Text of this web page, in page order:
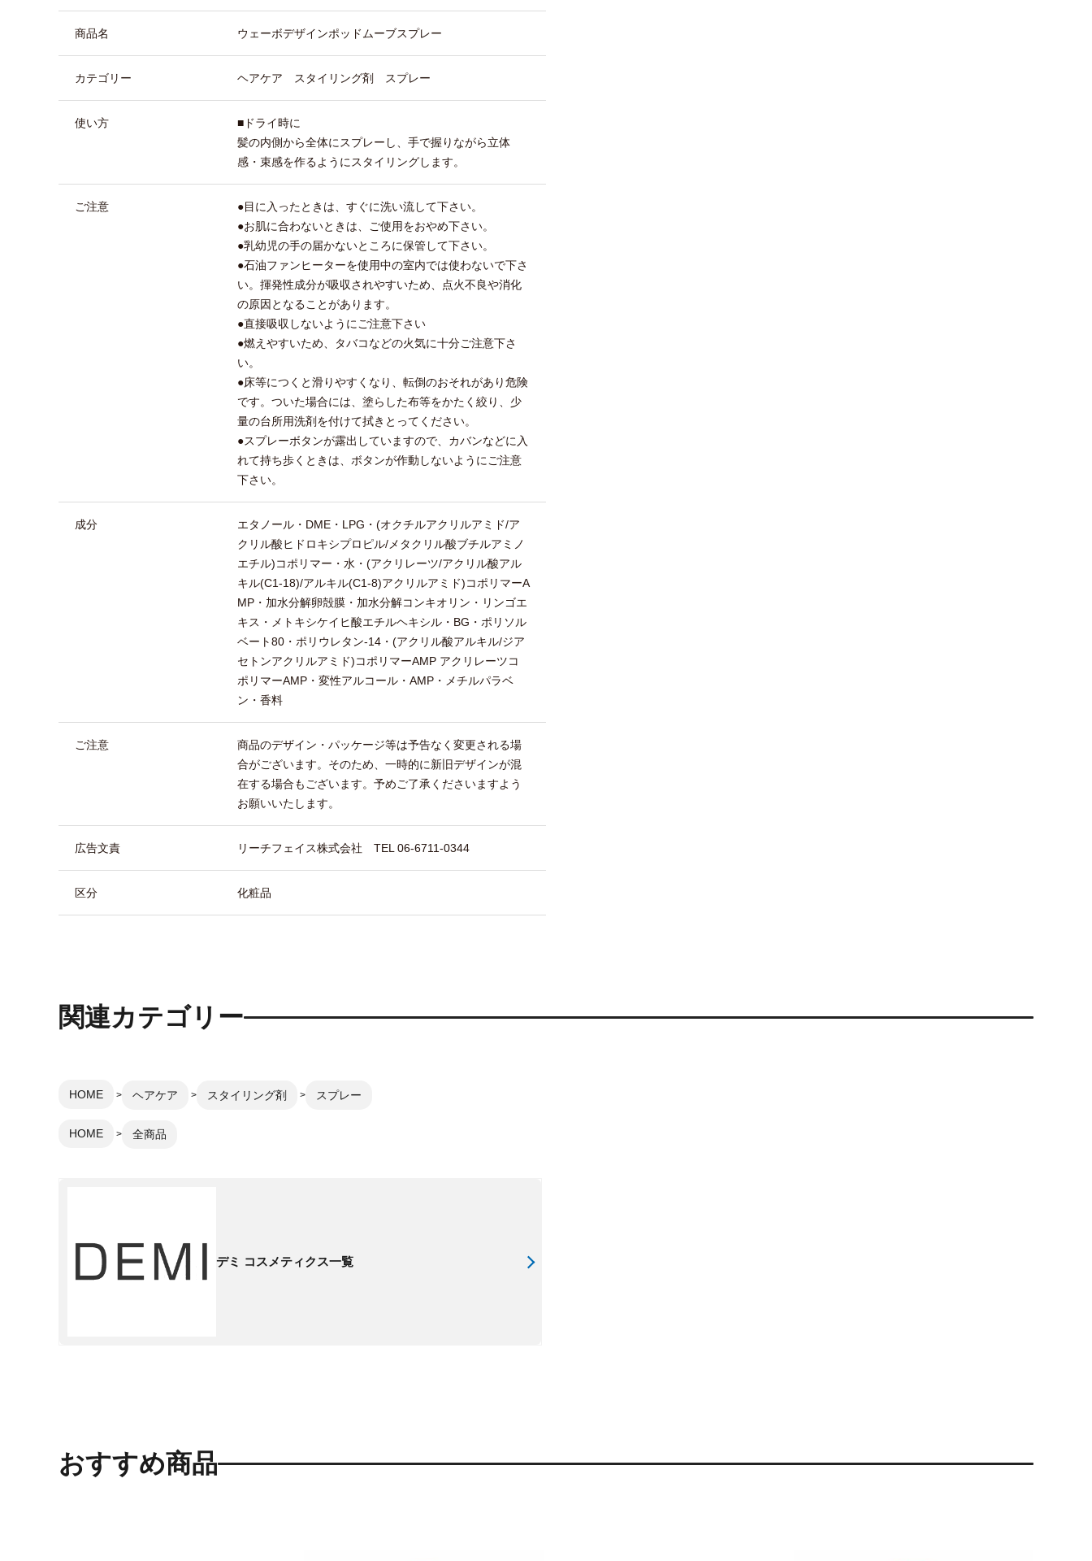
商品名 ウェーボデザインポッドムーブスプレー
カテゴリー ヘアケア スタイリング剤 スプレー
使い方
■ドライ時に
髪の内側から全体にスプレーし、手で握りながら立体
感・束感を作るようにスタイリングします。
ご注意
●目に入ったときは、すぐに洗い流して下さい。
●お肌に合わないときは、ご使用をおやめ下さい。
●乳幼児の手の届かないところに保管して下さい。
●石油ファンヒーターを使用中の室内では使わないで下さ
い。揮発性成分が吸収されやすいため、点火不良や消化
の原因となることがあります。
●直接吸収しないようにご注意下さい
●燃えやすいため、タバコなどの火気に十分ご注意下さ
い。
●床等につくと滑りやすくなり、転倒のおそれがあり危険
です。ついた場合には、塗らした布等をかたく絞り、少
量の台所用洗剤を付けて拭きとってください。
●スプレーボタンが露出していますので、カバンなどに入
れて持ち歩くときは、ボタンが作動しないようにご注意
下さい。
成分
エタノール・DME・LPG・(オクチルアクリルアミド/ア
クリル酸ヒドロキシプロピル/メタクリル酸ブチルアミノ
エチル)コポリマー・水・(アクリレーツ/アクリル酸アル
キル(C1-18)/アルキル(C1-8)アクリルアミド)コポリマーA
MP・加水分解卵殻膜・加水分解コンキオリン・リンゴエ
キス・メトキシケイヒ酸エチルヘキシル・BG・ポリソル
ベート80・ポリウレタン-14・(アクリル酸アルキル/ジア
セトンアクリルアミド)コポリマーAMP アクリレーツコ
ポリマーAMP・変性アルコール・AMP・メチルパラベ
ン・香料
ご注意
商品のデザイン・パッケージ等は予告なく変更される場
合がございます。そのため、一時的に新旧デザインが混
在する場合もございます。予めご了承くださいますよう
お願いいたします。
広告文責 リーチフェイス株式会社 TEL 06-6711-0344
区分 化粧品
関連カテゴリー
HOME ヘアケア スタイリング剤 スプレー
HOME 全商品
デミ コスメティクス一覧
おすすめ商品